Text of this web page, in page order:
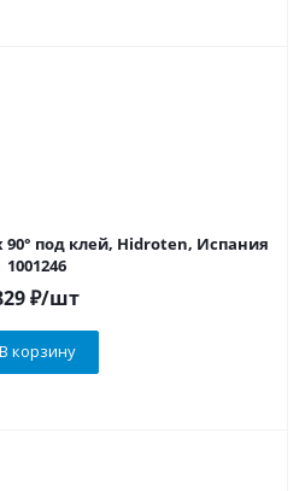
под клей, Hidroten, Испания
1001246
₽/шт
В корзину